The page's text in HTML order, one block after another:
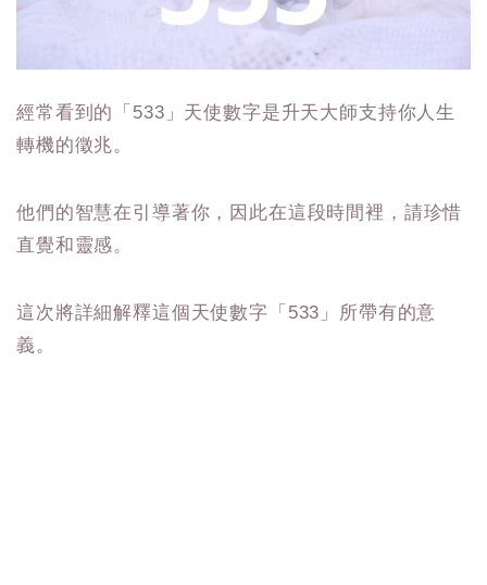
經常看到的「533」天使數字是升天大師支持你人生
轉機的徵兆。
他們的智慧在引導著你，因此在這段時間裡，請珍惜
直覺和靈感。
這次將詳細解釋這個天使數字「533」所帶有的意
義。